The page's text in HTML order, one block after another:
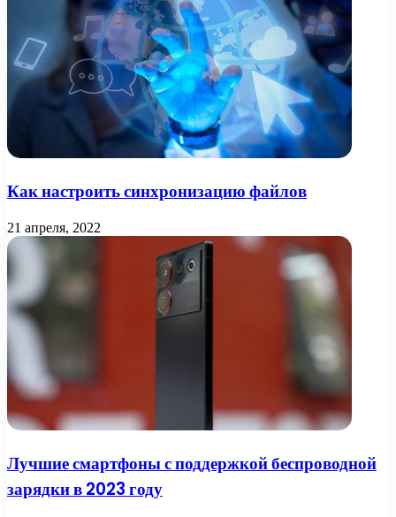
Как настроить синхронизацию файлов
21 апреля, 2022
Лучшие смартфоны с поддержкой беспроводной
зарядки в 2023 году